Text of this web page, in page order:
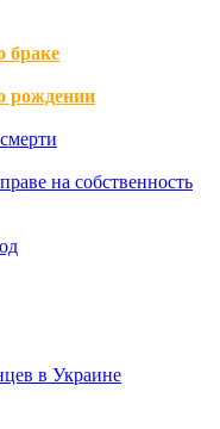
браке
рождении
на собственность
в Украине